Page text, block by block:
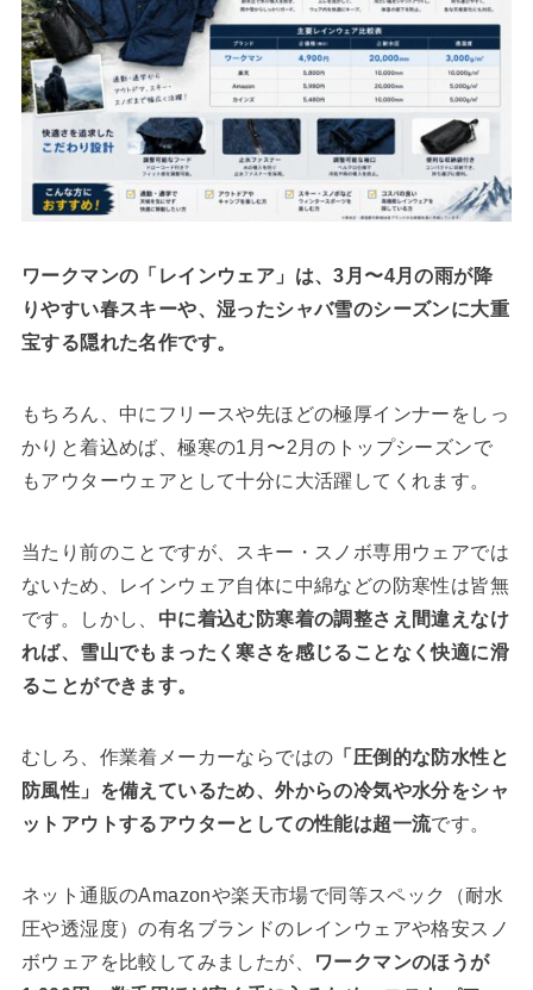
ワークマンの「レインウェア」は、3月〜4月の雨が降
りやすい春スキーや、湿ったシャバ雪のシーズンに大重
宝する隠れた名作です。
もちろん、中にフリースや先ほどの極厚インナーをしっ
かりと着込めば、極寒の1月〜2月のトップシーズンで
もアウターウェアとして十分に大活躍してくれます。
当たり前のことですが、スキー・スノボ専用ウェアでは
ないため、レインウェア自体に中綿などの防寒性は皆無
です。しかし、 中に着込む防寒着の調整さえ間違えなけ
れば、雪山でもまったく寒さを感じることなく快適に滑
ることができます。
むしろ、作業着メーカーならではの 「圧倒的な防水性と
防風性」を備えているため、外からの冷気や水分をシャ
ットアウトするアウターとしての性能は超一流です。
ネット通販のAmazonや楽天市場で同等スペック（耐水
圧や透湿度）の有名ブランドのレインウェアや格安スノ
ボウェアを比較してみましたが、
ワークマンのほうが